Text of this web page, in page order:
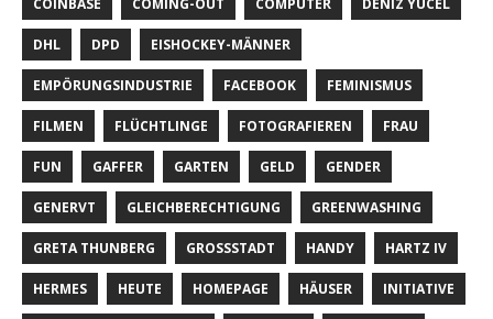
COINBASE COMING-OUT COMPUTER DENIZ YÜCEL
DHL DPD EISHOCKEY-MÄNNER
EMPÖRUNGSINDUSTRIE FACEBOOK FEMINISMUS
FILMEN FLÜCHTLINGE FOTOGRAFIEREN FRAU
FUN GAFFER GARTEN GELD GENDER
GENERVT GLEICHBERECHTIGUNG GREENWASHING
GRETA THUNBERG GROSSSTADT HANDY HARTZ IV
HERMES HEUTE HOMEPAGE HÄUSER INITIATIVE